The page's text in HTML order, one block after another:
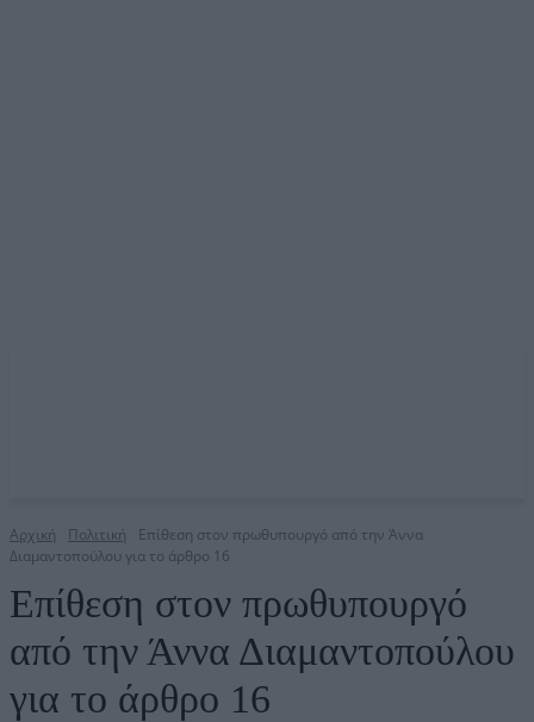
Αρχική Πολιτική
Επίθεση στον πρωθυπουργό από την Άννα
Διαμαντοπούλου για το άρθρο 16
Επίθεση στον πρωθυπουργό
από την Άννα Διαμαντοπούλου
για το άρθρο 16